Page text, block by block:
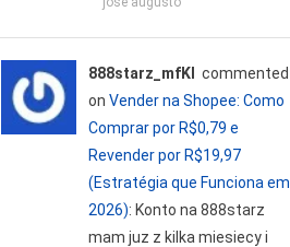
888starz_mfKl
commented
on Vender na Shopee: Como
Comprar por R$0,79 e
Revender por R$19,97
(Estratégia que Funciona em
2026): Konto na 888starz
mam juz z kilka miesiecy i